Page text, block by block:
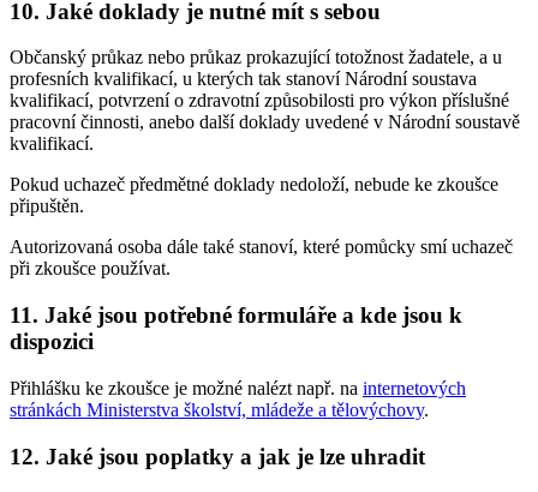
10. Jaké doklady je nutné mít s sebou
Občanský průkaz nebo průkaz prokazující totožnost žadatele, a u
profesních kvalifikací, u kterých tak stanoví Národní soustava
kvalifikací, potvrzení o zdravotní způsobilosti pro výkon příslušné
pracovní činnosti, anebo další doklady uvedené v Národní soustavě
kvalifikací.
Pokud uchazeč předmětné doklady nedoloží, nebude ke zkoušce
připuštěn.
Autorizovaná osoba dále také stanoví, které pomůcky smí uchazeč
při zkoušce používat.
11. Jaké jsou potřebné formuláře a kde jsou k
dispozici
Přihlášku ke zkoušce je možné nalézt např. na internetových
stránkách Ministerstva školství, mládeže a tělovýchovy.
12. Jaké jsou poplatky a jak je lze uhradit